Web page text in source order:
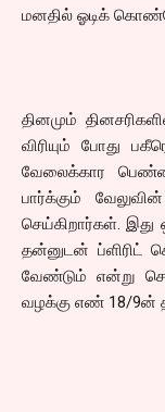
மனதில் ஓடிக்
தினமும்
விரியும் போது
வேலைக்கார
பார்க்கும்
செய்கிறார்கள்.
தன்னுடன் ப்ளிரிட்
வேண்டும் என்று
வழக்கு எண் 18/9ன்